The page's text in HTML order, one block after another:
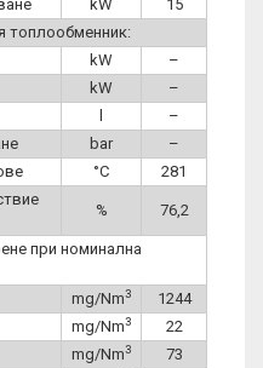
kW
15
топлообменник:
kW
–
kW
–
l
–
bar
–
°C
281
% 76,2
при номинална
mg/Nm3
1244
mg/Nm3
22
mg/Nm3
73